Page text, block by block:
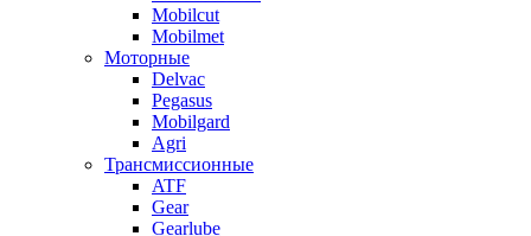
Mobilcut
Mobilmet
Моторные
Delvac
Pegasus
Mobilgard
Agri
Трансмиссионные
ATF
Gear
Gearlube